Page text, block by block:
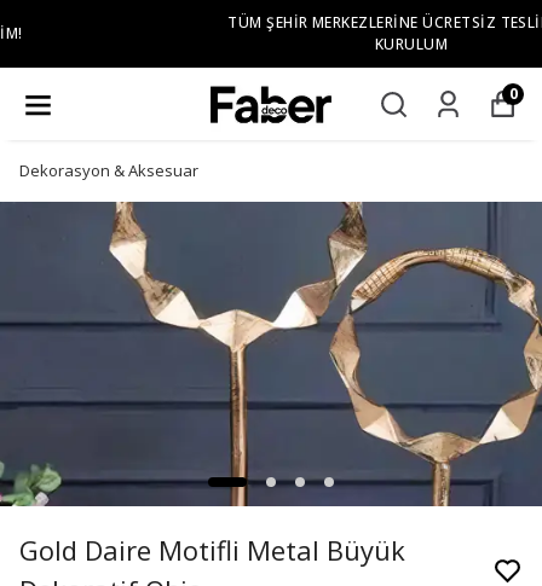
TÜM ŞEHIR MERKEZLERINE ÜCRETSIZ TESLIMAT VE
0
Dekorasyon & Aksesuar
Gold Daire Motifli Metal Büyük